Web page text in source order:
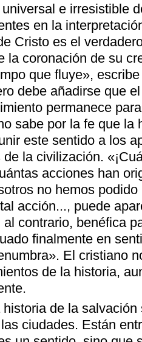
e irresistible
en la
Cristo es el
la coronación de su
que fluye»,
debe añadirse que
permanece
sabe por la fe que la
este sentido a los
la civilización.
acciones han
no hemos
acción..., puede
contrario, benéfica
finalmente en
El cristiano
de la historia,
de la
ciudades. Están